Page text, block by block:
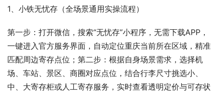
1、小铁无忧存（全场景通用实操流程）
第一步：打开微信，搜索“无忧存”小程序，无需下载APP，
一键进入官方服务界面，自动定位重庆当前所在区域，精准
匹配周边寄存点位；第二步：根据自身场景需求，选择机
场、车站、景区、商圈对应点位，结合行李尺寸挑选小、
中、大寄存柜或人工寄存服务，实时查看透明定价与可存状